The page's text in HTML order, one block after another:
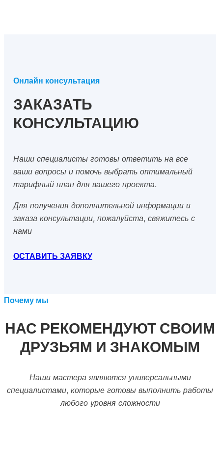
Онлайн консультация
ЗАКАЗАТЬ
КОНСУЛЬТАЦИЮ
Наши специалисты готовы ответить на все
ваши вопросы и помочь выбрать оптимальный
тарифный план для вашего проекта.
Для получения дополнительной информации и
заказа консультации, пожалуйста, свяжитесь с
нами
ОСТАВИТЬ ЗАЯВКУ
Почему мы
НАС РЕКОМЕНДУЮТ СВОИМ
ДРУЗЬЯМ И ЗНАКОМЫМ
Наши мастера являются универсальными
специалистами, которые готовы выполнить работы
любого уровня сложности